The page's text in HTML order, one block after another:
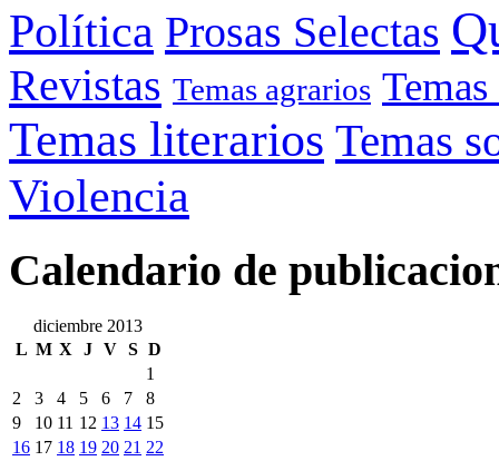
Política Prosas Selectas
Revistas Temas agrarios
Temas literarios Temas
Violencia
Calendario de
diciembre 2013
L M X J V S D
1
2
3 4 5 6 7
8
9
10 11 12 13 14 15
16 17 18 19 20 21 22